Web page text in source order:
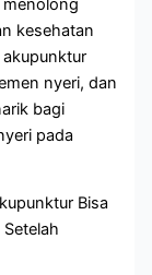
kesehatan
akupunktur
nyeri, dan
bagi
pada
Bisa